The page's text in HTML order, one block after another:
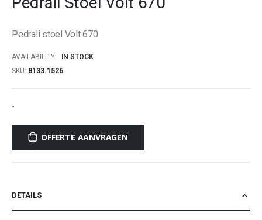
the
gallery
Pedrali stoel Volt 670
AVAILABILITY:
IN STOCK
SKU 8133.1526
-
OFFERTE AANVRAGEN
DETAILS